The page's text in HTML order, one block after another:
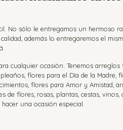
No sólo le entregamos un hermoso
además lo entregaremos el
cualquier ocasión. Tenemos arreglos
flores para el Día de la Madre,
flores para Amor y Amistad,
de flores, rosas, plantas, cestas, vinos,
una ocasión especial.